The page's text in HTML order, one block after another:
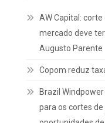
AW Capital:
mercado deve
Augusto Parente
Copom reduz
Brazil
para os cortes